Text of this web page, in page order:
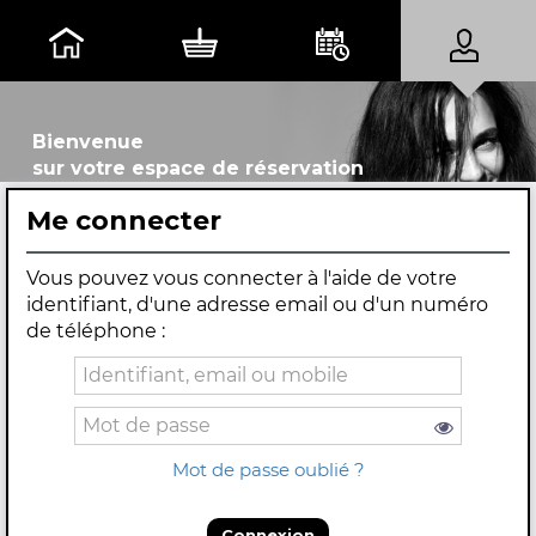
Bienvenue
sur votre espace de réservation
Me connecter
Vous pouvez vous connecter à l'aide de votre
identifiant, d'une adresse email ou d'un numéro
de téléphone :
Mot de passe oublié ?